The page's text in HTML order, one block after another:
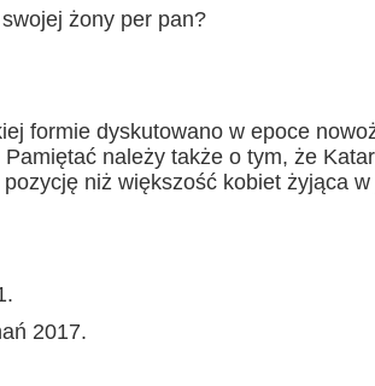
żony per pan?
formie dyskutowano w epoce
należy także o tym, że
niż większość kobiet żyjąca
2017.